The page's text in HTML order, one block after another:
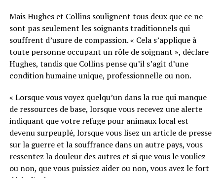
Mais Hughes et Collins soulignent tous deux que ce ne
sont pas seulement les soignants traditionnels qui
souffrent d’usure de compassion. « Cela s’applique à
toute personne occupant un rôle de soignant », déclare
Hughes, tandis que Collins pense qu’il s’agit d’une
condition humaine unique, professionnelle ou non.
« Lorsque vous voyez quelqu’un dans la rue qui manque
de ressources de base, lorsque vous recevez une alerte
indiquant que votre refuge pour animaux local est
devenu surpeuplé, lorsque vous lisez un article de presse
sur la guerre et la souffrance dans un autre pays, vous
ressentez la douleur des autres et si que vous le vouliez
ou non, que vous puissiez aider ou non, vous avez le fort